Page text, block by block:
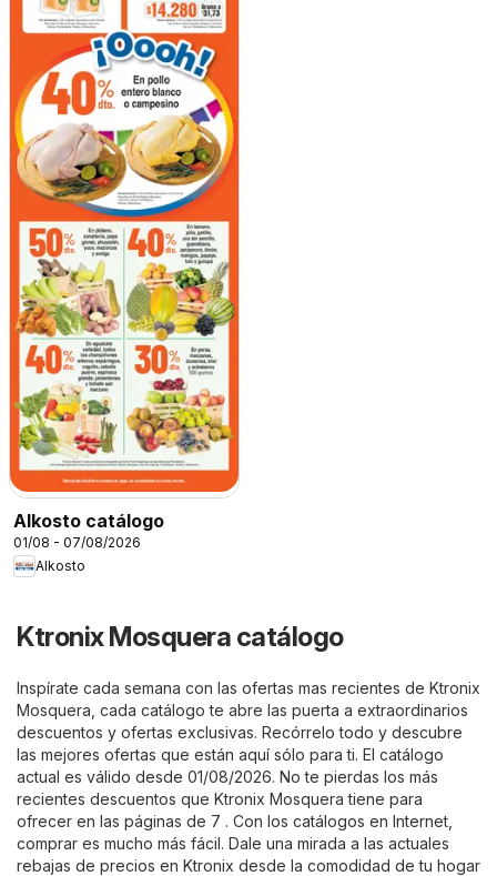
Alkosto catálogo
01/08 - 07/08/2026
Alkosto
Ktronix Mosquera catálogo
Inspírate cada semana con las ofertas mas recientes de Ktronix
Mosquera, cada catálogo te abre las puerta a extraordinarios
descuentos y ofertas exclusivas. Recórrelo todo y descubre
las mejores ofertas que están aquí sólo para ti. El catálogo
actual es válido desde 01/08/2026. No te pierdas los más
recientes descuentos que Ktronix Mosquera tiene para
ofrecer en las páginas de 7 . Con los catálogos en Internet,
comprar es mucho más fácil. Dale una mirada a las actuales
rebajas de precios en Ktronix desde la comodidad de tu hogar